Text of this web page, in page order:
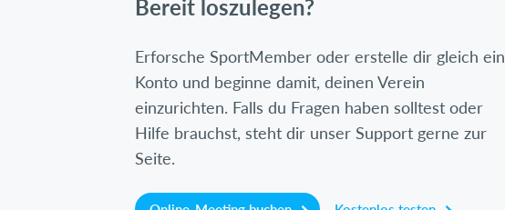
Bereit loszulegen?
Erforsche SportMember oder erstelle dir gleich ein
Konto und beginne damit, deinen Verein
einzurichten. Falls du Fragen haben solltest oder
Hilfe brauchst, steht dir unser Support gerne zur
Seite.